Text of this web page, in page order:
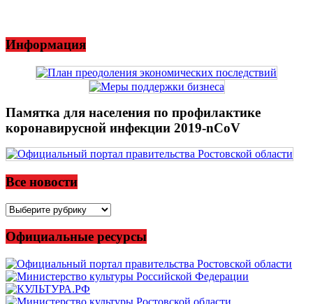
Информация
Памятка для населения по профилактике
коронавирусной инфекции 2019-nCoV
Все новости
Все
Официальные ресурсы